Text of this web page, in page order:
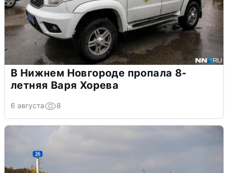
В Нижнем Новгороде пропала 8-
летняя Варя Хорева
6 августа 8